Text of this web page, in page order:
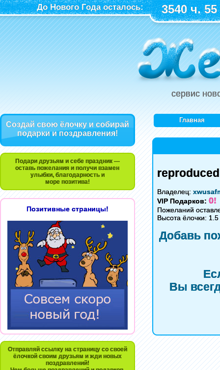
До Нового Года осталось: 3540 ч.
сервис
Создай свою ёлочку и собирай
подарки и поздравления!
Подари друзьям и себе праздник —
оставь пожелания и получи взамен
улыбки, благодарность и
море позитива!
Позитивные страницы!
Отправляй ссылку на страницу со своей
ёлочкой своим друзьям и жди новых
поздравлений!
Главная
Владелец:
VIP Подарков: 0!
Пожеланий
Высота ёлочки:
Добавь
Вы